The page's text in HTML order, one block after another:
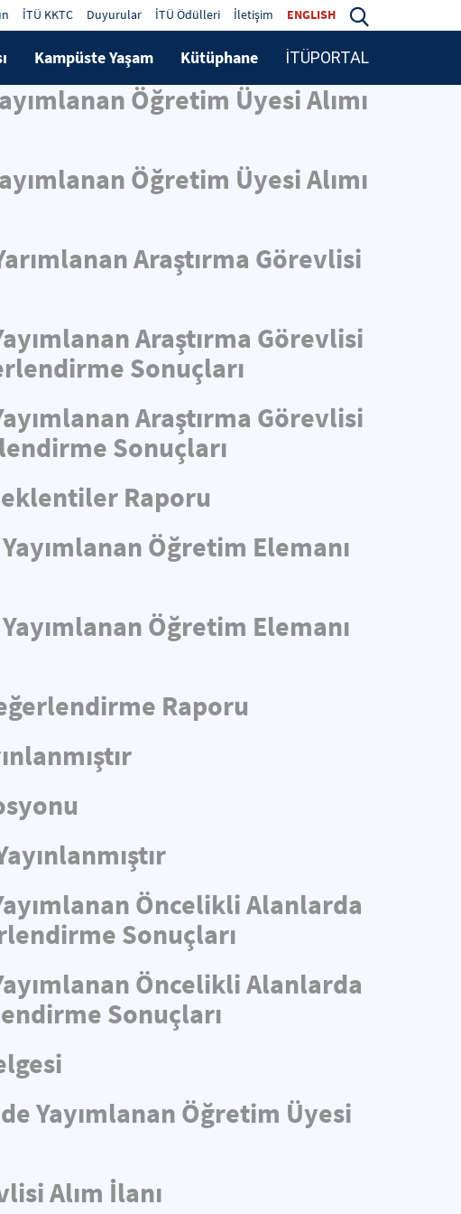
İTÜ KKTC Duyurular İTÜ Ödülleri İletişim ENGLISH
Kampüste Yaşam Kütüphane İTÜPORTAL
Öğretim Üyesi Alımı
Öğretim Üyesi Alımı
Araştırma Görevlisi
Araştırma Görevlisi
Sonuçları
Araştırma Görevlisi
Sonuçları
Raporu
Öğretim Elemanı
Öğretim Elemanı
Raporu
Öncelikli Alanlarda
Sonuçları
Öncelikli Alanlarda
Sonuçları
Yayımlanan Öğretim Üyesi
Alım İlanı